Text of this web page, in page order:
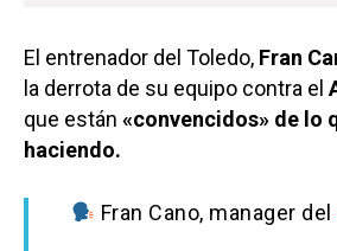
El entrenador del Toledo, Fran
la derrota de su equipo contra el
que están «convencidos» de lo
haciendo.
Fran Cano, manager del